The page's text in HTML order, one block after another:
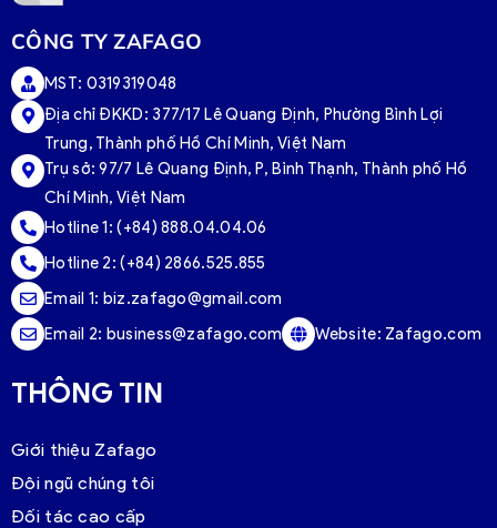
CÔNG TY ZAFAGO
MST: 0319319048
Địa chỉ ĐKKD: 377/17 Lê Quang Định, Phường Bình Lợi
Trung, Thành phố Hồ Chí Minh, Việt Nam
Trụ sở:97/7 Lê Quang Định, P, Bình Thạnh, Thành phố Hồ
Chí Minh, Việt Nam
Hotline 1:(+84) 888.04.04.06
Hotline 2:(+84) 2866.525.855
Email 1: biz.zafago@gmail.com
Email 2: business@zafago.com Website: Zafago.com
THÔNG TIN
Giới thiệu Zafago
Đội ngũ chúng tôi
Đối tác cao cấp